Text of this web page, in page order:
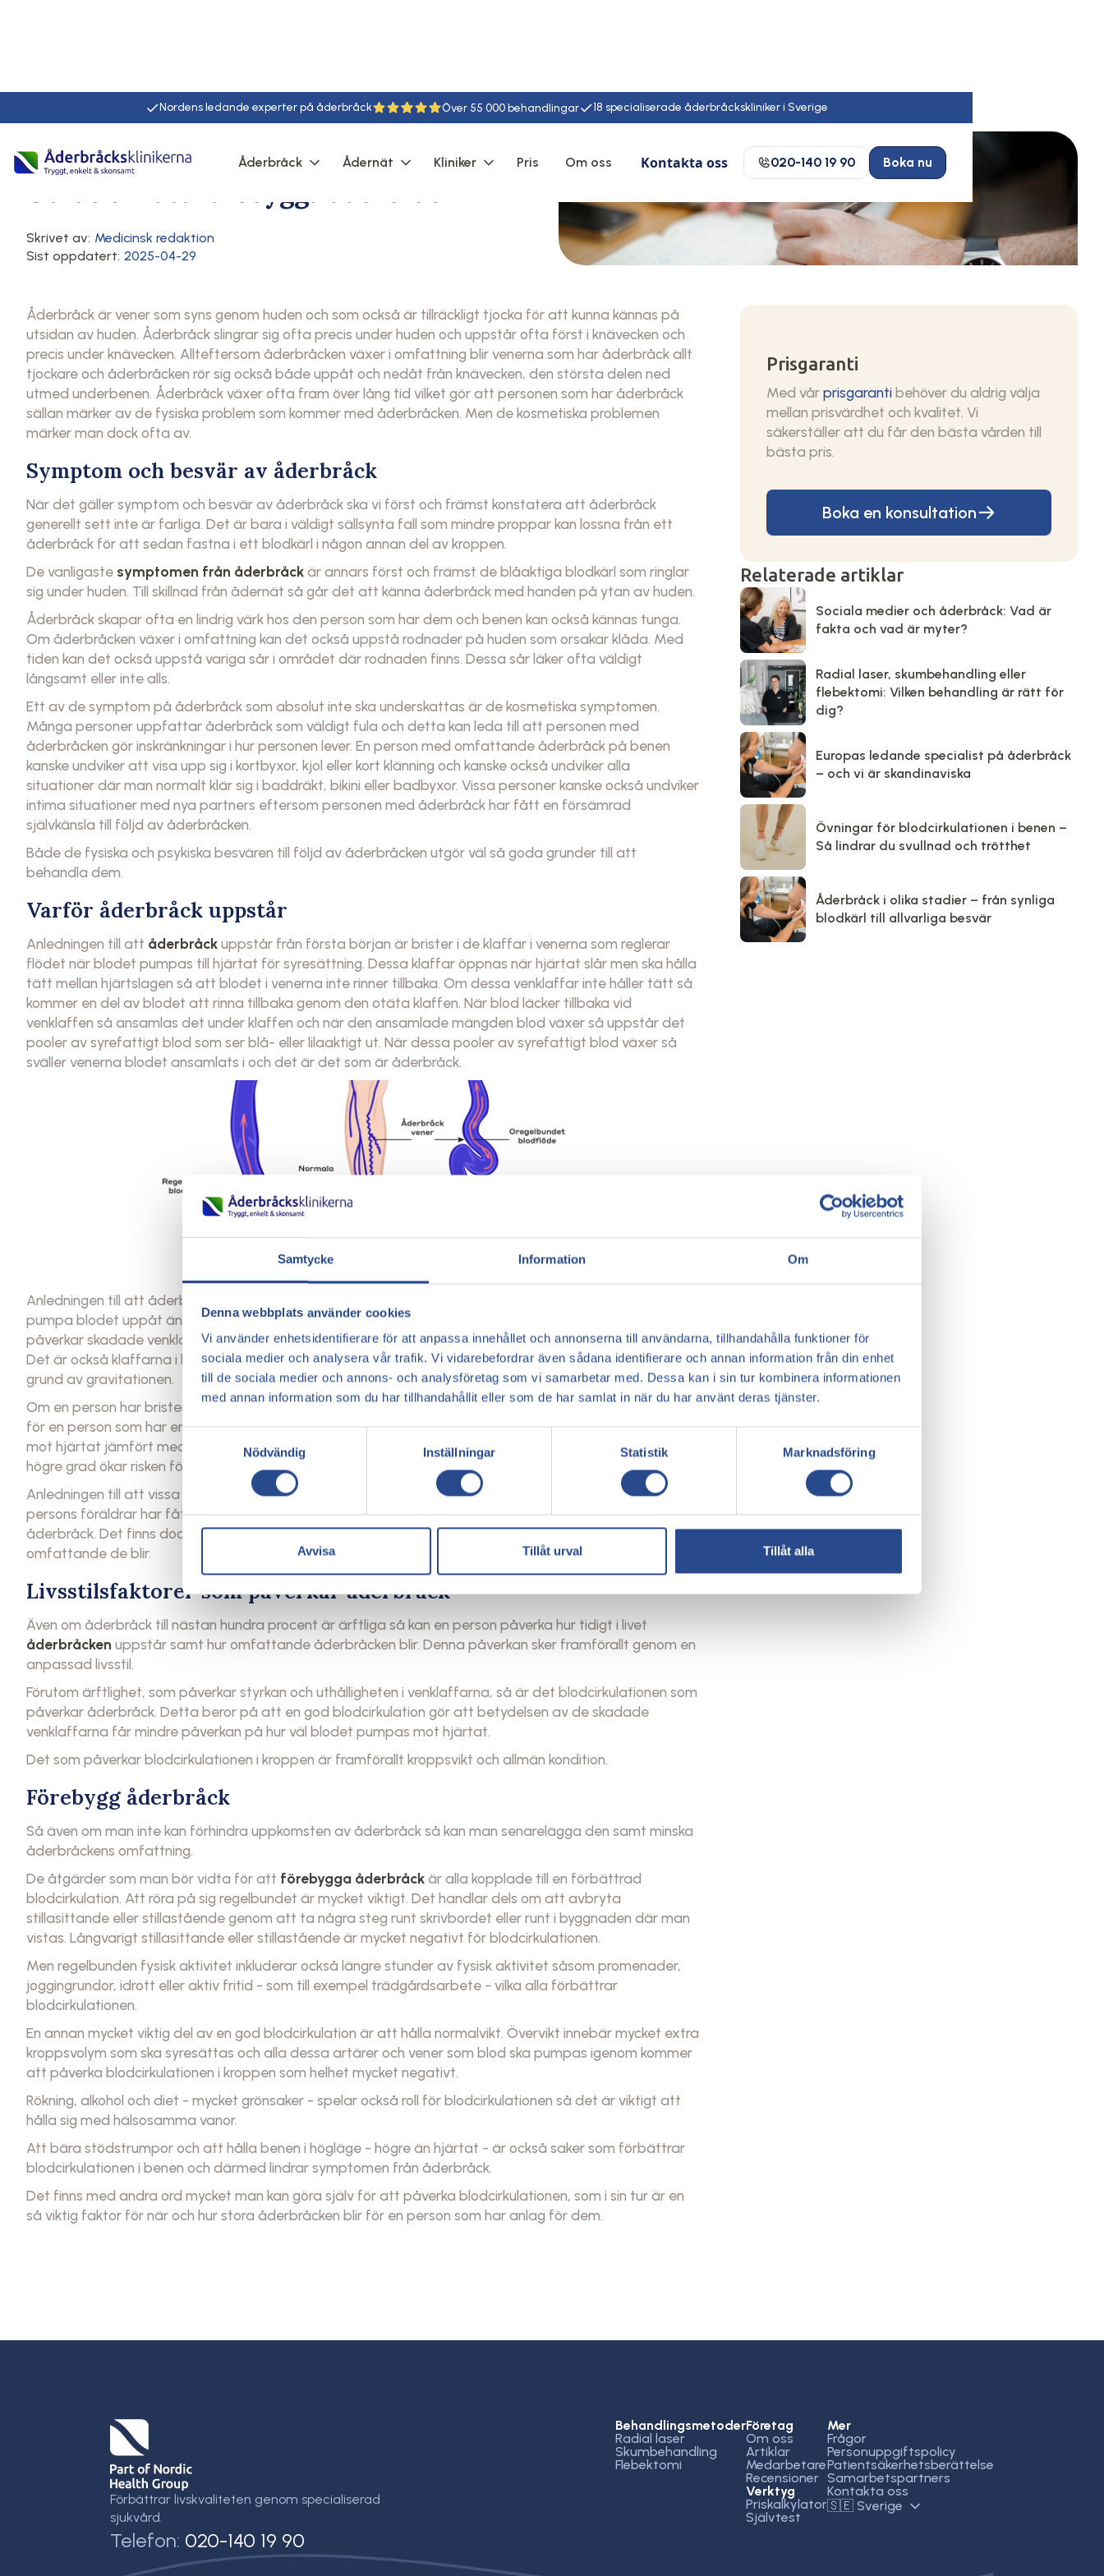
Samtycke Information Om
Denna webbplats använder cookies
Vi använder enhetsidentifierare för att anpassa innehållet och annonserna till användarna, tillhandahålla funktioner för
sociala medier och analysera vår trafik. Vi vidarebefordrar även sådana identifierare och annan information från din enhet
till de sociala medier och annons- och analysföretag som vi samarbetar med. Dessa kan i sin tur kombinera informationen
med annan information som du har tillhandahållit eller som de har samlat in när du har använt deras tjänster.
Nödvändig
Inställningar Statistik Marknadsföring
Avvisa Tillåt urval Tillåt alla
Nordens ledande experter på åderbråck 55 18
Åderbråck Ådernät Kliniker Pris Om oss Kontakta oss 020-140 19 90 Boka nu
Förebyggande av åderbråck Åderbråck
Skrivet av: Medicinsk redaktion
Sist oppdatert: 2025-04-29
Åderbråck är vener som syns genom huden och som också är tillräckligt tjocka för att kunna kännas på
utsidan av huden. Åderbråck slingrar sig ofta precis under huden och uppstår ofta först i knävecken och
precis under knävecken. Allteftersom åderbråcken växer i omfattning blir venerna som har åderbråck allt
tjockare och åderbråcken rör sig också både uppåt och nedåt från knävecken, den största delen ned
utmed underbenen. Åderbråck växer ofta fram över lång tid vilket gör att personen som har åderbråck
sällan märker av de fysiska problem som kommer med åderbråcken. Men de kosmetiska problemen
märker man dock ofta av.
Symptom och besvär av åderbråck
När det gäller symptom och besvär av åderbråck ska vi först och främst konstatera att åderbråck
generellt sett inte är farliga. Det är bara i väldigt sällsynta fall som mindre proppar kan lossna från ett
åderbråck för att sedan fastna i ett blodkärl i någon annan del av kroppen.
De vanligaste symptomen från åderbråckär annars först och främst de blåaktiga blodkärl som ringlar
sig under huden. Till skillnad från ådernät så går det att känna åderbråck med handen på ytan av huden.
Åderbråck skapar ofta en lindrig värk hos den person som har dem och benen kan också kännas tunga.
Om åderbråcken växer i omfattning kan det också uppstå rodnader på huden som orsakar klåda. Med
tiden kan det också uppstå variga sår i området där rodnaden finns. Dessa sår läker ofta väldigt
långsamt eller inte alls.
Ett av de symptom på åderbråck som absolut inte ska underskattas är de kosmetiska symptomen.
Många personer uppfattar åderbråck som väldigt fula och detta kan leda till att personen med
åderbråcken gör inskränkningar i hur personen lever. En person med omfattande åderbråck på benen
kanske undviker att visa upp sig i kortbyxor, kjol eller kort klänning och kanske också undviker alla
situationer där man normalt klär sig i baddräkt, bikini eller badbyxor. Vissa personer kanske också undviker
intima situationer med nya partners eftersom personen med åderbråck har fått en försämrad
självkänsla till följd av åderbråcken.
Både de fysiska och psykiska besvären till följd av åderbråcken utgör väl så goda grunder till att
behandla dem.
Varför åderbråck uppstår
Anledningen till att åderbråckuppstår från första början är brister i de klaffar i venerna som reglerar
flödet när blodet pumpas till hjärtat för syresättning. Dessa klaffar öppnas när hjärtat slår men ska hålla
tätt mellan hjärtslagen så att blodet i venerna inte rinner tillbaka. Om dessa venklaffar inte håller tätt så
kommer en del av blodet att rinna tillbaka genom den otäta klaffen. När blod läcker tillbaka vid
venklaffen så ansamlas det under klaffen och när den ansamlade mängden blod växer så uppstår det
pooler av syrefattigt blod som ser blå- eller lilaaktigt ut. När dessa pooler av syrefattigt blod växer så
sväller venerna blodet ansamlats i och det är det som är åderbråck.
Anledningen till att åderbråck framförallt uppstår på underbenen är att det krävs mer energi för att
pumpa blodet uppåt än nedåt i kroppen och eftersom benen oftast är belägna lägre än hjärtat så
påverkar skadade venklaffar i benen blodcirkulationen mer än skadade klaffar i andra delar av kroppen.
Det är också klaffarna i benen som, även när de fungerar som de ska, utsätts för högre belastning just på
grund av gravitationen.
Om en person har brister i venklaffarnas funktion så kommer dessa brister att utgöra ett större problem
för en person som har en dålig blodcirkulation. Vid en bra blodcirkulation är det lättare att pumpa blodet
mot hjärtat jämfört med om blodcirkulationen är dålig och det medför att illa fungerande venklaffar i
högre grad ökar risken för uppkomst av åderbråck än om blodcirkulationen är god.
Anledningen till att vissa personers venklaffar fungerar illa är till nästan hundra procent ärftlig. Om en
persons föräldrar har fått åderbråck till följd av brister hos venklaffarna så kommer barnet också att få
åderbråck. Det finns dock ett antal livsstilsfaktorer som spelar roll för när åderbråcken uppstår samt hur
omfattande de blir.
Livsstilsfaktorer som påverkar åderbråck
Även om åderbråck till nästan hundra procent är ärftliga så kan en person påverka hur tidigt i livet
åderbråcken uppstår samt hur omfattande åderbråcken blir. Denna påverkan sker framförallt genom en
anpassad livsstil.
Förutom ärftlighet, som påverkar styrkan och uthålligheten i venklaffarna, så är det blodcirkulationen som
påverkar åderbråck. Detta beror på att en god blodcirkulation gör att betydelsen av de skadade
venklaffarna får mindre påverkan på hur väl blodet pumpas mot hjärtat.
Det som påverkar blodcirkulationen i kroppen är framförallt kroppsvikt och allmän kondition.
Förebygg åderbråck
Så även om man inte kan förhindra uppkomsten av åderbråck så kan man senarelägga den samt minska
åderbråckens omfattning.
De åtgärder som man bör vidta för att förebygga åderbråckär alla kopplade till en förbättrad
blodcirkulation. Att röra på sig regelbundet är mycket viktigt. Det handlar dels om att avbryta
stillasittande eller stillastående genom att ta några steg runt skrivbordet eller runt i byggnaden där man
vistas. Långvarigt stillasittande eller stillastående är mycket negativt för blodcirkulationen.
Men regelbunden fysisk aktivitet inkluderar också längre stunder av fysisk aktivitet såsom promenader,
joggingrundor, idrott eller aktiv fritid - som till exempel trädgårdsarbete - vilka alla förbättrar
blodcirkulationen.
En annan mycket viktig del av en god blodcirkulation är att hålla normalvikt. Övervikt innebär mycket extra
kroppsvolym som ska syresättas och alla dessa artärer och vener som blod ska pumpas igenom kommer
att påverka blodcirkulationen i kroppen som helhet mycket negativt.
Rökning, alkohol och diet - mycket grönsaker - spelar också roll för blodcirkulationen så det är viktigt att
hålla sig med hälsosamma vanor.
Att bära stödstrumpor och att hålla benen i högläge - högre än hjärtat - är också saker som förbättrar
blodcirkulationen i benen och därmed lindrar symptomen från åderbråck.
Det finns med andra ord mycket man kan göra själv för att påverka blodcirkulationen, som i sin tur är en
så viktig faktor för när och hur stora åderbråcken blir för en person som har anlag för dem.
Prisgaranti
Med vårprisgarantibehöver du aldrig välja
mellan prisvärdhet och kvalitet. Vi
säkerställer att du får den bästa vården till
bästa pris.
Boka en konsultation
Relaterade artiklar
Sociala medier och åderbråck: Vad är
fakta och vad är myter?
Radial laser, skumbehandling eller
flebektomi: Vilken behandling är rätt för
dig?
Europas ledande specialist på åderbråck
– och vi är skandinaviska
Övningar för blodcirkulationen i benen –
Så lindrar du svullnad och trötthet
Åderbråck i olika stadier – från synliga
blodkärl till allvarliga besvär
Förbättrar livskvaliteten genom specialiserad
sjukvård.
Telefon: 020-140 19 90
Behandlingsmetoder
Radial laser
Skumbehandling
Flebektomi
Företag
Om oss
Artiklar
Medarbetare
Recensioner
Verktyg
Priskalkylator
Självtest
Mer
Frågor
Personuppgiftspolicy
Patientsäkerhetsberättelse
Samarbetspartners
Kontakta oss
🇸🇪 Sverige